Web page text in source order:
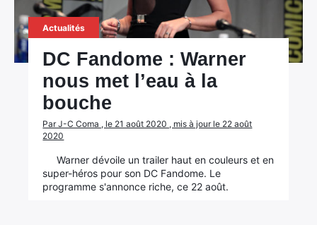
Actualités
DC Fandome : Warner
nous met l’eau à la
bouche
Par J-C Coma , le 21 août 2020 , mis à jour le 22 août
2020
Warner dévoile un trailer haut en couleurs et en
super-héros pour son DC Fandome. Le
programme s'annonce riche, ce 22 août.